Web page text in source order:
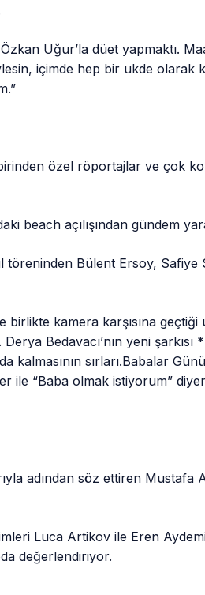
Uğur’la düet yapmaktı.
içimde hep bir ukde olarak
özel röportajlar ve çok
beach açılışından gündem
töreninden Bülent Ersoy, Safiye
birlikte kamera karşısına
Bedavacı’nın yeni şarkısı
sırları.Babalar
ile “Baba olmak istiyorum”
adından söz ettiren
Luca Artikov ile Eren
değerlendiriyor.